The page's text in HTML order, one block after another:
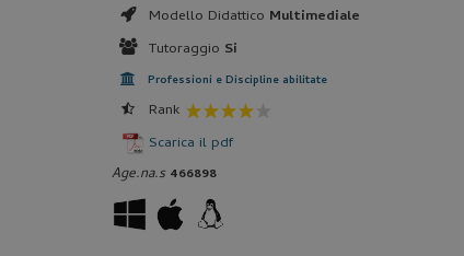
Modello Didattico Multimediale
Tutoraggio Si
Professioni e Discipline abilitate
Rank
Scarica il pdf
Age.na.s 466898